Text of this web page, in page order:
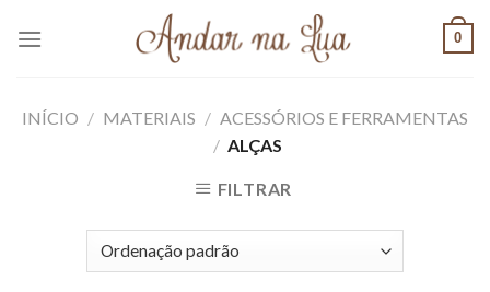
0
INÍCIO / MATERIAIS / ACESSÓRIOS E FERRAMENTAS
/ ALÇAS
FILTRAR